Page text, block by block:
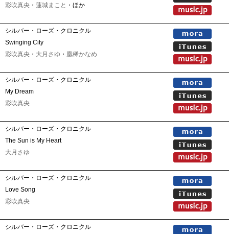
彩吹真央 ・ 蓮城まこと ・ほか
シルバー・ローズ・クロニクル
Swinging City
彩吹真央 ・ 大月さゆ ・ 凰稀かなめ
シルバー・ローズ・クロニクル
My Dream
彩吹真央
シルバー・ローズ・クロニクル
The Sun is My Heart
大月さゆ
シルバー・ローズ・クロニクル
Love Song
彩吹真央
シルバー・ローズ・クロニクル